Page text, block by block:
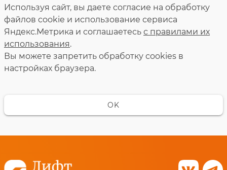
Используя сайт, вы даете согласие на обработку
файлов cookie и использование сервиса
Яндекс.Метрика и соглашаетесь с правилами их
использования.
Вы можете запретить обработку сookies в
настройках браузера.
OK